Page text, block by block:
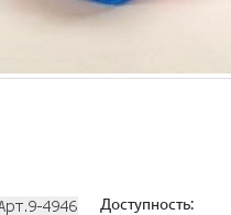
Доступность: